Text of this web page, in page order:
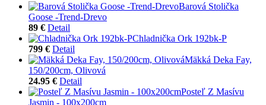
Barová Stolička
Goose -Trend-Drevo
89 € Detail
Chladnička Ork 192bk-P
799 € Detail
Mäkká Deka Fay,
150/200cm, Olivová
24.95 € Detail
Posteľ Z Masívu
Jasmin - 100x200cm